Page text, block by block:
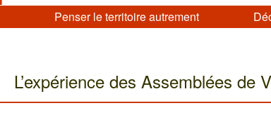
Penser le territoire autrement
L’expérience des Assemblées de